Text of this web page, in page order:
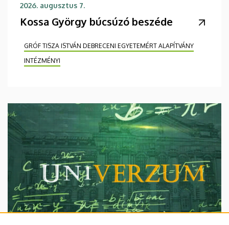
2026. augusztus 7.
Kossa György búcsúzó beszéde
GRÓF TISZA ISTVÁN DEBRECENI EGYETEMÉRT ALAPÍTVÁNY
INTÉZMÉNYI